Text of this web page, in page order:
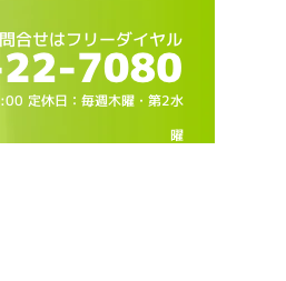
:00 定休日：毎週木曜・第2水
曜